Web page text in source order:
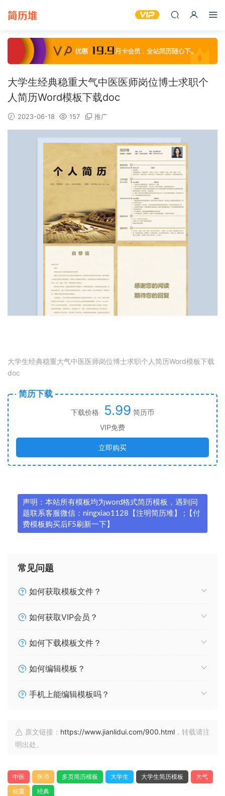
大学生经典稳重大气中医医师岗位博士求职个
人简历Word模板下载doc
2023-06-18 157 推广
大学生经典稳重大气中医医师岗位博士求职个人简历Word模板下载
doc
简历下载
下载价格 5.99 简历币
VIP免费
立即购买
声明：本站所有模板均为word格式简历模板，遇到问
题联系客服微信：ningxiao1128【注明简历堆】 ;【付
费模板购买后F5刷新一下】
常见问题
如何获取模板文件？
如何获取VIP会员？
如何下载模板文件？
如何编辑模板？
手机上能编辑模板吗？
原文链接： https://www.jianlidui.com/900.html ，转载请注
明出处。
中医 医师 多页简历模板 大学生 大学生简历模板
大气
稳重
经典